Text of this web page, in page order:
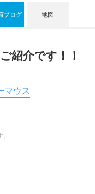
ブログ 地図
紹介です！！
マウス